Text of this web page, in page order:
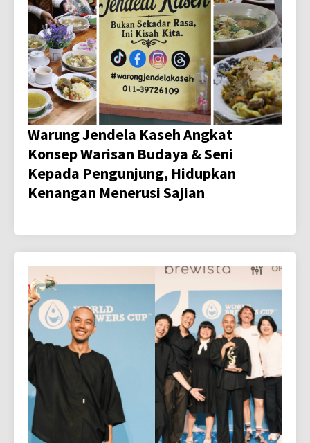
Warung Jendela Kaseh Angkat
Konsep Warisan Budaya & Seni
Kepada Pengunjung, Hidupkan
Kenangan Menerusi Sajian